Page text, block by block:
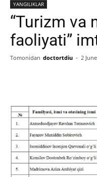
YANGILIKLAR
“Turizm va
faoliyati”
Tomonidan doctortdiu - 2